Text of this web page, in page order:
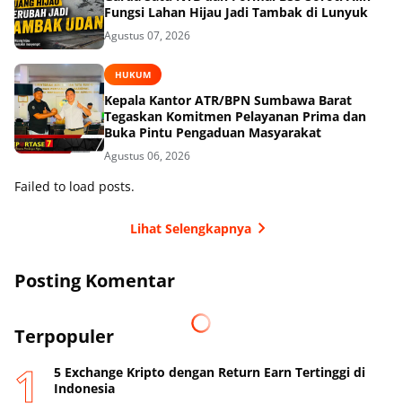
Fungsi Lahan Hijau Jadi Tambak di Lunyuk
Agustus 07, 2026
HUKUM
Kepala Kantor ATR/BPN Sumbawa Barat
Tegaskan Komitmen Pelayanan Prima dan
Buka Pintu Pengaduan Masyarakat
Agustus 06, 2026
Failed to load posts.
Lihat Selengkapnya
Posting Komentar
Terpopuler
5 Exchange Kripto dengan Return Earn Tertinggi di
Indonesia